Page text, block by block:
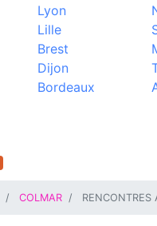
Lyon
Lille
Brest
Dijon
Bordeaux
COLMAR RENCONTRES